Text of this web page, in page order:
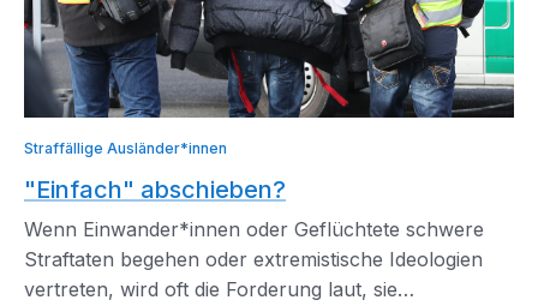
Straffällige Ausländer*innen
"Einfach" abschieben?
Wenn Einwander*innen oder Geflüchtete schwere
Straftaten begehen oder extremistische Ideologien
vertreten, wird oft die Forderung laut, sie